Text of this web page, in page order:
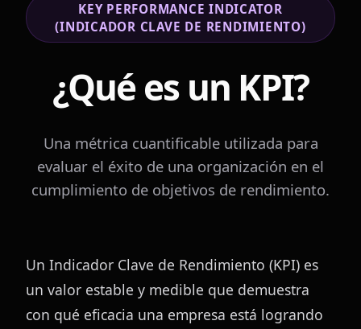
KEY PERFORMANCE INDICATOR
(INDICADOR CLAVE DE RENDIMIENTO)
¿Qué es un KPI?
Una métrica cuantificable utilizada para
evaluar el éxito de una organización en el
cumplimiento de objetivos de rendimiento.
Un Indicador Clave de Rendimiento (KPI) es
un valor estable y medible que demuestra
con qué eficacia una empresa está logrando